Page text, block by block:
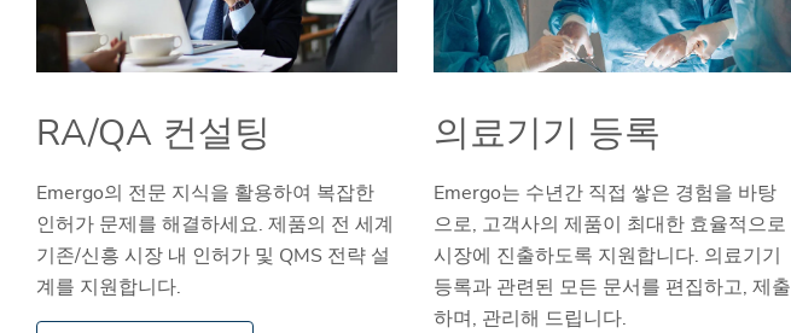
RA/QA 컨설팅
Emergo의 전문 지식을 활용하여 복잡한
인허가 문제를 해결하세요. 제품의 전 세계
기존/신흥 시장 내 인허가 및 QMS 전략 설
계를 지원합니다.
의료기기 등록
Emergo는 수년간 직접 쌓은 경험을 바탕
으로, 고객사의 제품이 최대한 효율적으로
시장에 진출하도록 지원합니다. 의료기기
등록과 관련된 모든 문서를 편집하고, 제출
하며, 관리해 드립니다.